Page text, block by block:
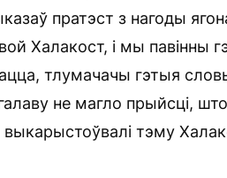
пратэст з нагоды
Халакост, і мы павінны
тлумачачы гэтыя
не магло прыйсці,
тэму